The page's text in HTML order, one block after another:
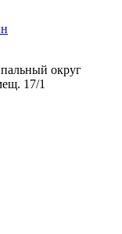
округ
17/1